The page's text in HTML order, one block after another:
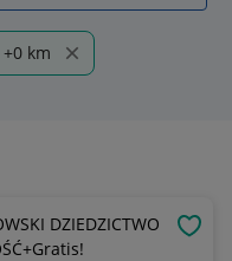
km
DZIEDZICTWO